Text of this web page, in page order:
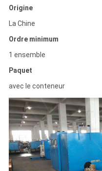
Origine
La Chine
Ordre minimum
1 ensemble
Paquet
avec le conteneur